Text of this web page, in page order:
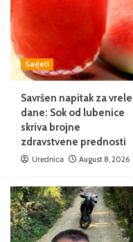
Savjeti
Savršen napitak za vrele
dane: Sok od lubenice
skriva brojne
zdravstvene prednosti
Urednica August 8, 2026